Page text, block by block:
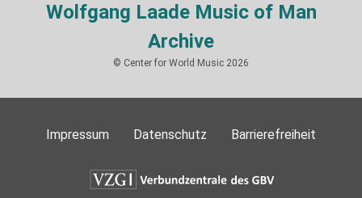
Wolfgang Laade Music of Man
Archive
© Center for World Music 2026
Impressum Datenschutz Barrierefreiheit